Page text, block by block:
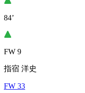
84’
FW 9
指宿 洋史
FW 33